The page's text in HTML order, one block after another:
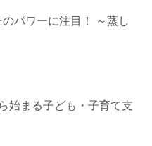
パワーに注目！ ～蒸し
始まる子ども・子育て支